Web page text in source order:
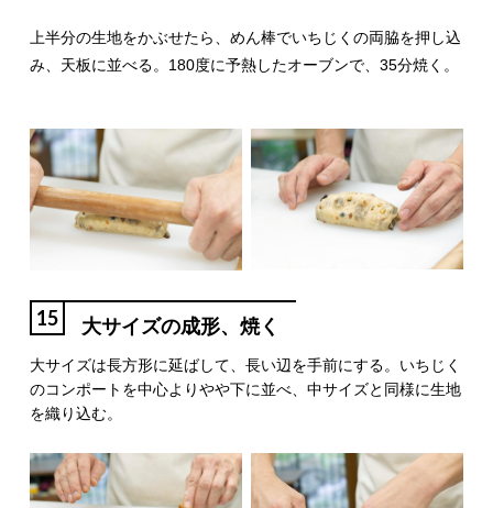
上半分の生地をかぶせたら、めん棒でいちじくの両脇を押し込
み、天板に並べる。180度に予熱したオーブンで、35分焼く。
15 大サイズの成形、焼く
大サイズは長方形に延ばして、長い辺を手前にする。いちじく
のコンポートを中心よりやや下に並べ、中サイズと同様に生地
を織り込む。